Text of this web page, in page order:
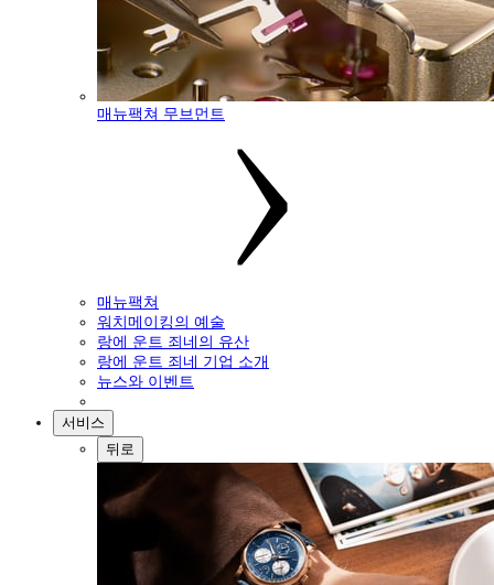
매뉴팩쳐 무브먼트
매뉴팩쳐
워치메이킹의 예술
랑에 운트 죄네의 유산
랑에 운트 죄네 기업 소개
뉴스와 이벤트
서비스
뒤로